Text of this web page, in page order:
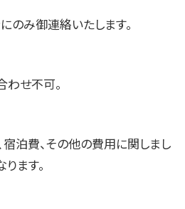
のみ御連絡いたします。
わせ不可。
泊費、その他の費用に関しまし
ます。